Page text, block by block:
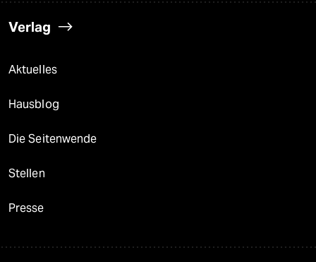
Verlag
Aktuelles
Hausblog
Die Seitenwende
Stellen
Presse